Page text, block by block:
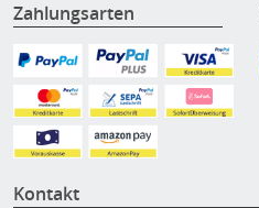
Zahlungsarten
Kontakt